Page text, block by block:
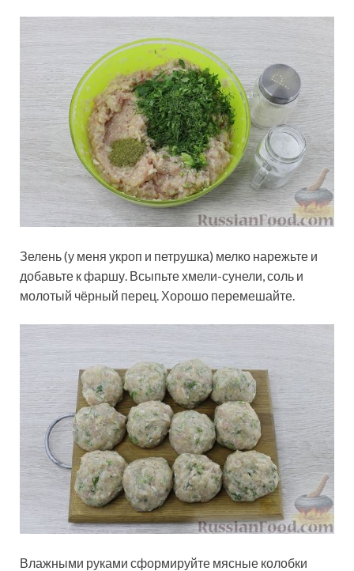
Зелень (у меня укроп и петрушка) мелко нарежьте и
добавьте к фаршу. Всыпьте хмели-сунели, соль и
молотый чёрный перец. Хорошо перемешайте.
Влажными руками сформируйте мясные колобки